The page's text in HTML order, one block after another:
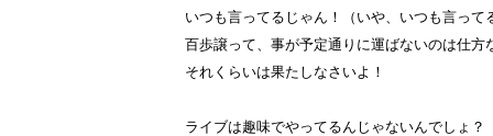
いつも言ってるじゃん！（いや、いつも言っ
百歩譲って、事が予定通りに運ばないのは仕
それくらいは果たしなさいよ！
ライブは趣味でやってるんじゃないんでしょ？